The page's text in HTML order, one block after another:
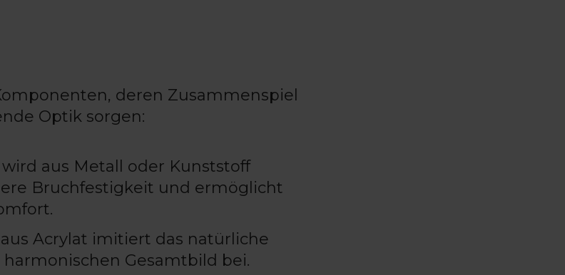
deren Zusammenspiel
Optik sorgen:
aus Metall oder Kunststoff
Bruchfestigkeit und ermöglicht
Acrylat imitiert das natürliche
Gesamtbild bei.